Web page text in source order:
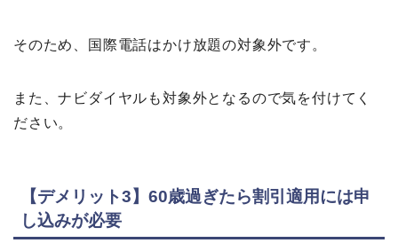
そのため、国際電話はかけ放題の対象外です。
また、ナビダイヤルも対象外となるので気を付けてく
ださい。
【デメリット3】60歳過ぎたら割引適用には申
し込みが必要